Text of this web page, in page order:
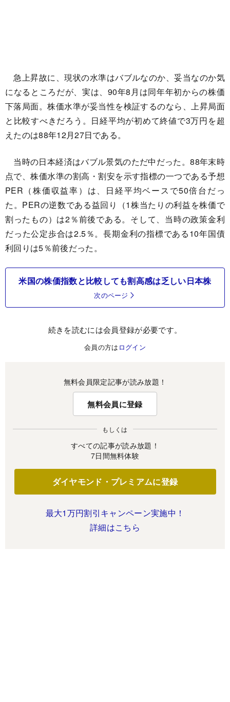
急上昇故に、現状の水準はバブルなのか、妥当なのか気
になるところだが、実は、90年8月は同年年初からの株価
下落局面。株価水準が妥当性を検証するのなら、上昇局面
と比較すべきだろう。日経平均が初めて終値で3万円を超
えたのは88年12月27日である。
当時の日本経済はバブル景気のただ中だった。88年末時
点で、株価水準の割高・割安を示す指標の一つである予想
PER（株価収益率）は、日経平均ベースで50倍台だっ
た。PERの逆数である益回り（1株当たりの利益を株価で
割ったもの）は2％前後である。そして、当時の政策金利
だった公定歩合は2.5％。長期金利の指標である10年国債
利回りは5％前後だった。
米国の株価指数と比較しても割高感は乏しい日本株
次のページ
続きを読むには会員登録が必要です。
会員の方は ログイン
無料会員限定記事が読み放題！
無料会員に登録
もしくは
すべての記事が読み放題！
7日間無料体験
ダイヤモンド・プレミアムに登録
最大1万円割引キャンペーン実施中！
詳細はこちら